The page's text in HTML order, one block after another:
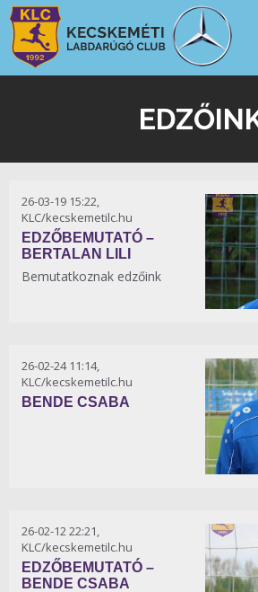
26-03-19 15:22,
KLC/kecskemetilc.hu
EDZŐBEMUTATÓ –
BERTALAN LILI
Bemutatkoznak edzőink
26-02-24 11:14,
KLC/kecskemetilc.hu
BENDE CSABA
26-02-12 22:21,
KLC/kecskemetilc.hu
EDZŐBEMUTATÓ –
BENDE CSABA